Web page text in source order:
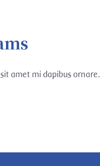
amet mi dapibus ornare.